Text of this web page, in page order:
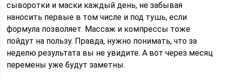
сыворотки и маски каждый день, не забывая
наносить первые в том числе и под тушь, если
формула позволяет. Массаж и компрессы тоже
пойдут на пользу. Правда, нужно понимать, что за
неделю результата вы не увидите. А вот через месяц
перемены уже будут заметны.